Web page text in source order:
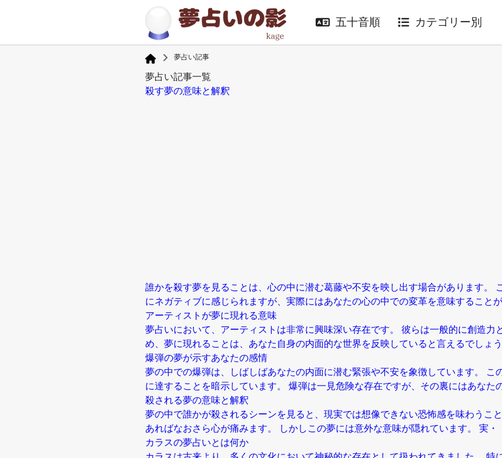
五十音順 カテゴリー別
夢占い記事
夢占い記事一覧
殺す夢の意味と解釈
誰かを殺す夢を見ることは、心の中に潜む葛藤や不安を映し出す場合があります。
にネガティブに感じられますが、実際にはあなたの心の中での変革を意味すること
アーティストが夢に現れる意味
夢占いにおいて、アーティストは非常に興味深い存在です。 彼らは一般的に創造力
め、夢に現れることは、あなた自身の内面的な世界を反映していると言えるでしょ
爆弾の夢が示すあなたの感情
夢の中での爆弾は、しばしばあなたの内面に潜む緊張や不安を象徴しています。 こ
に達することを暗示しています。 爆弾は一見危険な存在ですが、その裏にはあなた
殺される夢の意味と解釈
夢の中で誰かが殺されるシーンを見ると、現実では想像できない恐怖感を味わうこ
あればなおさら心が痛みます。 しかしこの夢には意外な意味が隠れています。 実・
カラスの夢占いとは何か